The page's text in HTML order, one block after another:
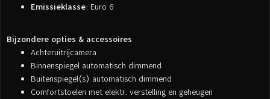
Emissieklasse: Euro 6
Bijzondere opties & accessoires
Achteruitrijcamera
Binnenspiegel automatisch dimmend
Buitenspiegel(s) automatisch dimmend
Comfortstoelen met elektr. verstelling en geheugen